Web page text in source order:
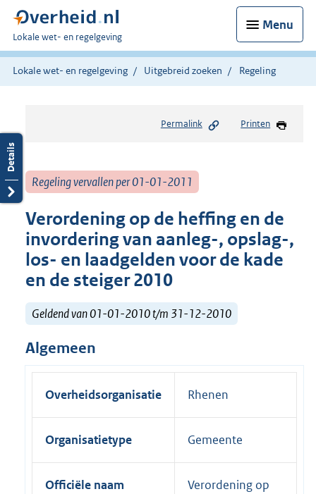
Menu
U
bent
hier:
Lokale wet- en regelgeving
Lokale wet- en regelgeving Uitgebreid zoeken Regeling
Permalink Printen
Regeling vervallen per 01-01-2011
Verordening op de heffing en de
invordering van aanleg-, opslag-,
los- en laadgelden voor de kade
en de steiger 2010
Geldend van 01-01-2010 t/m 31-12-2010
Algemeen
Overheidsorganisatie Rhenen
Organisatietype Gemeente
Officiële naam
Verordening op